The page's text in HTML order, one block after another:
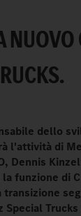
dello
l'attività di
Dennis
funzione di